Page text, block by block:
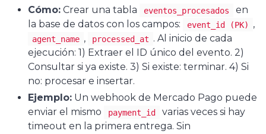
Cómo: Crear una tabla eventos_procesados
en
la base de datos con los campos:
event_id (PK) ,
agent_name , processed_at . Al inicio de cada
ejecución: 1) Extraer el ID único del evento. 2)
Consultar si ya existe. 3) Si existe: terminar. 4) Si
no: procesar e insertar.
Ejemplo: Un webhook de Mercado Pago puede
enviar el mismo
payment_id
varias veces si hay
timeout en la primera entrega. Sin